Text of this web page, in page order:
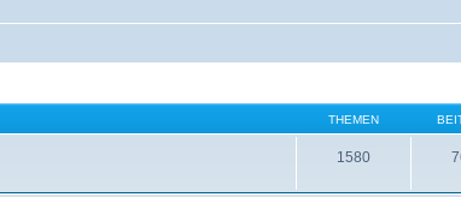
THEMEN
1580